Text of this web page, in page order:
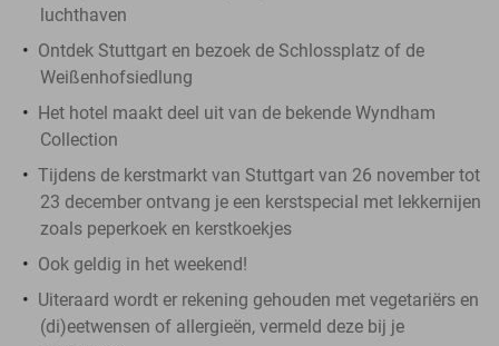
luchthaven
Ontdek Stuttgart en bezoek de Schlossplatz of de
Weißenhofsiedlung
Het hotel maakt deel uit van de bekende Wyndham
Collection
Tijdens de kerstmarkt van Stuttgart van 26 november tot
23 december ontvang je een kerstspecial met lekkernijen
zoals peperkoek en kerstkoekjes
Ook geldig in het weekend!
Uiteraard wordt er rekening gehouden met vegetariërs en
(di)eetwensen of allergieën, vermeld deze bij je